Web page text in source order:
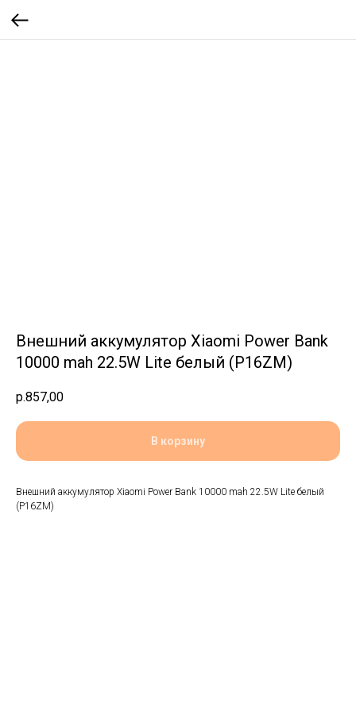
Внешний аккумулятор Xiaomi Power Bank
10000 mah 22.5W Lite белый (P16ZM)
р.857,00
В корзину
Внешний аккумулятор Xiaomi Power Bank 10000 mah 22.5W Lite белый
(P16ZM)